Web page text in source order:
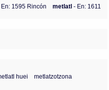
En: 1595 Rincón metlatl- En: 1611
huei
metlatzotzona